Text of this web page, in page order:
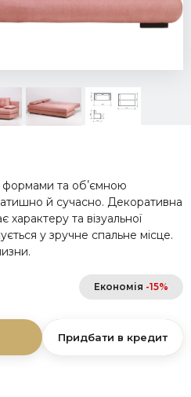
формами та обʼємною
й сучасно. Декоративна
та візуальної
у зручне спальне місце.
Економія -15%
Придбати в кредит